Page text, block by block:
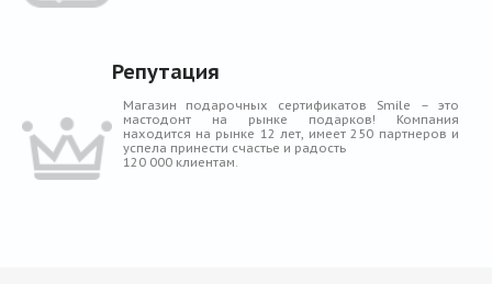
Репутация
Магазин подарочных сертификатов Smile – это
мастодонт на рынке подарков! Компания
находится на рынке 12 лет, имеет 250 партнеров и
успела принести счастье и радость
120 000 клиентам.